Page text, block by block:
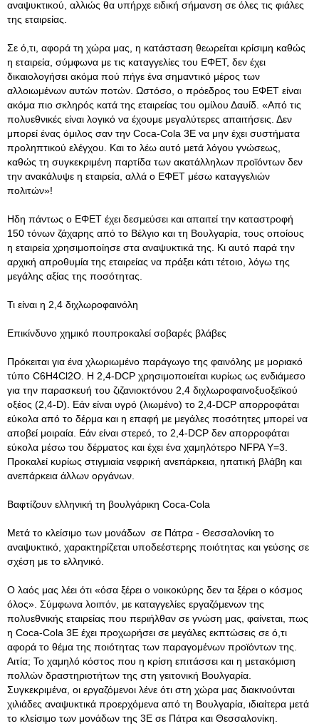
αναψυκτικού, αλλιώς θα υπήρχε ειδική σήμανση σε όλες τις φιάλες
της εταιρείας.
Σε ό,τι, αφορά τη χώρα μας, η κατάσταση θεωρείται κρίσιμη καθώς
η εταιρεία, σύμφωνα με τις καταγγελίες του ΕΦΕΤ, δεν έχει
δικαιολογήσει ακόμα πού πήγε ένα σημαντικό μέρος των
αλλοιωμένων αυτών ποτών. Ωστόσο, ο πρόεδρος του ΕΦΕΤ είναι
ακόμα πιο σκληρός κατά της εταιρείας του ομίλου Δαυίδ. «Από τις
πολυεθνικές είναι λογικό να έχουμε μεγαλύτερες απαιτήσεις. Δεν
μπορεί ένας όμιλος σαν την Coca-Cola 3E να μην έχει συστήματα
προληπτικού ελέγχου. Και το λέω αυτό μετά λόγου γνώσεως,
καθώς τη συγκεκριμένη παρτίδα των ακατάλληλων προϊόντων δεν
την ανακάλυψε η εταιρεία, αλλά ο ΕΦΕΤ μέσω καταγγελιών
πολιτών»!
Ηδη πάντως ο ΕΦΕΤ έχει δεσμεύσει και απαιτεί την καταστροφή
150 τόνων ζάχαρης από το Βέλγιο και τη Βουλγαρία, τους οποίους
η εταιρεία χρησιμοποίησε στα αναψυκτικά της. Κι αυτό παρά την
αρχική απροθυμία της εταιρείας να πράξει κάτι τέτοιο, λόγω της
μεγάλης αξίας της ποσότητας.
Τι είναι η 2,4 διχλωροφαινόλη
Επικίνδυνο χημικό πουπροκαλεί σοβαρές βλάβες
Πρόκειται για ένα χλωριωμένο παράγωγο της φαινόλης με μοριακό
τύπο C6H4Cl2O. Η 2,4-DCP χρησιμοποιείται κυρίως ως ενδιάμεσο
για την παρασκευή του ζιζανιοκτόνου 2,4 διχλωροφαινοξυοξεϊκού
οξέος (2,4-D). Εάν είναι υγρό (λιωμένο) το 2,4-DCP απορροφάται
εύκολα από το δέρμα και η επαφή με μεγάλες ποσότητες μπορεί να
αποβεί μοιραία. Εάν είναι στερεό, το 2,4-DCP δεν απορροφάται
εύκολα μέσω του δέρματος και έχει ένα χαμηλότερο NFPA Υ=3.
Προκαλεί κυρίως στιγμιαία νεφρική ανεπάρκεια, ηπατική βλάβη και
ανεπάρκεια άλλων οργάνων.
Βαφτίζουν ελληνική τη βουλγάρικη Coca-Cola
Μετά το κλείσιμο των μονάδων σε Πάτρα - Θεσσαλονίκη το
αναψυκτικό, χαρακτηρίζεται υποδεέστερης ποιότητας και γεύσης σε
σχέση με το ελληνικό.
Ο λαός μας λέει ότι «όσα ξέρει ο νοικοκύρης δεν τα ξέρει ο κόσμος
όλος». Σύμφωνα λοιπόν, με καταγγελίες εργαζόμενων της
πολυεθνικής εταιρείας που περιήλθαν σε γνώση μας, φαίνεται, πως
η Coca-Cola 3E έχει προχωρήσει σε μεγάλες εκπτώσεις σε ό,τι
αφορά το θέμα της ποιότητας των παραγομένων προϊόντων της.
Αιτία; Το χαμηλό κόστος που η κρίση επιτάσσει και η μετακόμιση
πολλών δραστηριοτήτων της στη γειτονική Βουλγαρία.
Συγκεκριμένα, οι εργαζόμενοι λένε ότι στη χώρα μας διακινούνται
χιλιάδες αναψυκτικά προερχόμενα από τη Βουλγαρία, ιδιαίτερα μετά
το κλείσιμο των μονάδων της 3Ε σε Πάτρα και Θεσσαλονίκη.